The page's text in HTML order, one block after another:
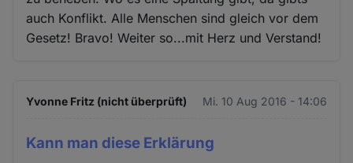
auch Konflikt. Alle Menschen sind gleich vor dem
Gesetz! Bravo! Weiter so...mit Herz und Verstand!
Yvonne Fritz (nicht überprüft) Mi. 10 Aug 2016 - 14:06
Kann man diese Erklärung